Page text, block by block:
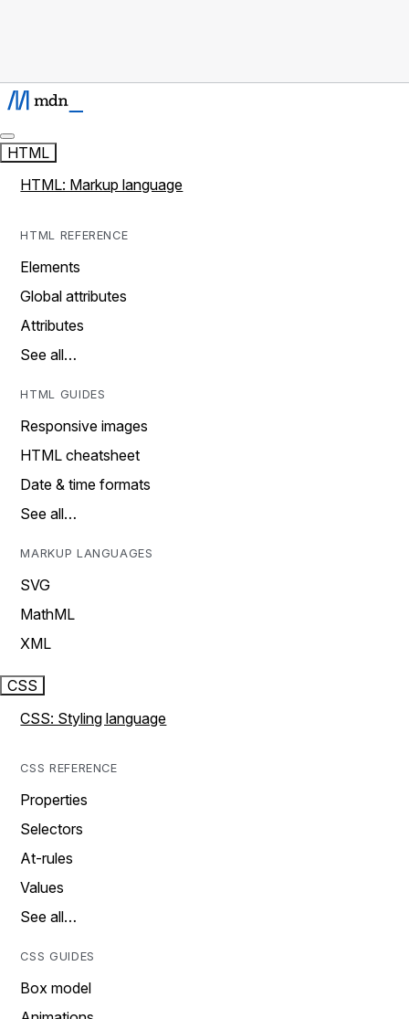
HTML
HTML: Markup language
HTML REFERENCE
Elements
Global attributes
Attributes
See all…
HTML GUIDES
Responsive images
HTML cheatsheet
Date & time formats
See all…
MARKUP LANGUAGES
SVG
MathML
XML
CSS
CSS: Styling language
CSS REFERENCE
Properties
Selectors
At-rules
Values
See all…
CSS GUIDES
Box model